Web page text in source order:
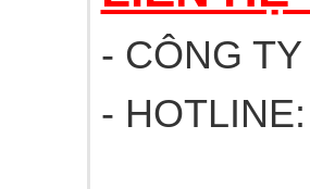
- CÔNG
-